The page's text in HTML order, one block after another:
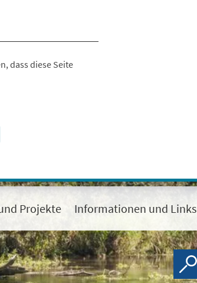
dass diese Seite
Projekte Informationen und Links